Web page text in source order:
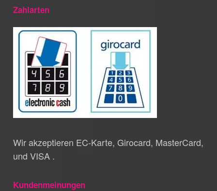
Zahlarten
Wir akzeptieren EC-Karte, Girocard, MasterCard,
und VISA .
Kundenmeinungen